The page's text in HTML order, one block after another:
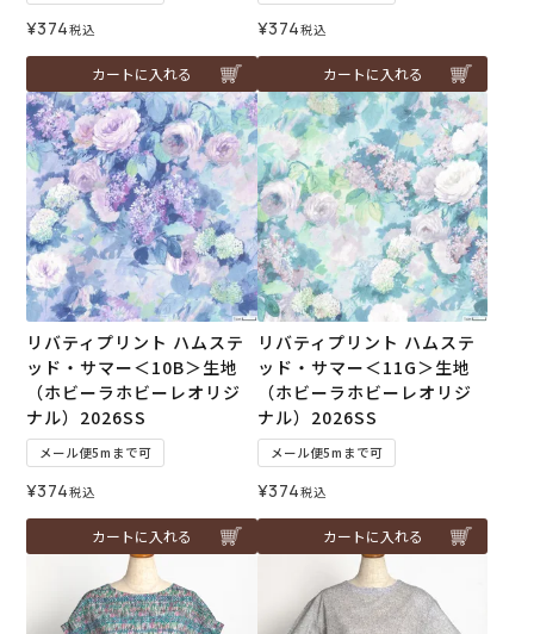
¥374税込
カートに入れる
¥374税込
カートに入れる
リバティプリント ハムステ
ッド・サマー＜10B＞生地
（ホビーラホビーレオリジ
ナル）2026SS
メール便5mまで可
¥374税込
カートに入れる
リバティプリント ハムステ
ッド・サマー＜11G＞生地
（ホビーラホビーレオリジ
ナル）2026SS
メール便5mまで可
¥374税込
カートに入れる